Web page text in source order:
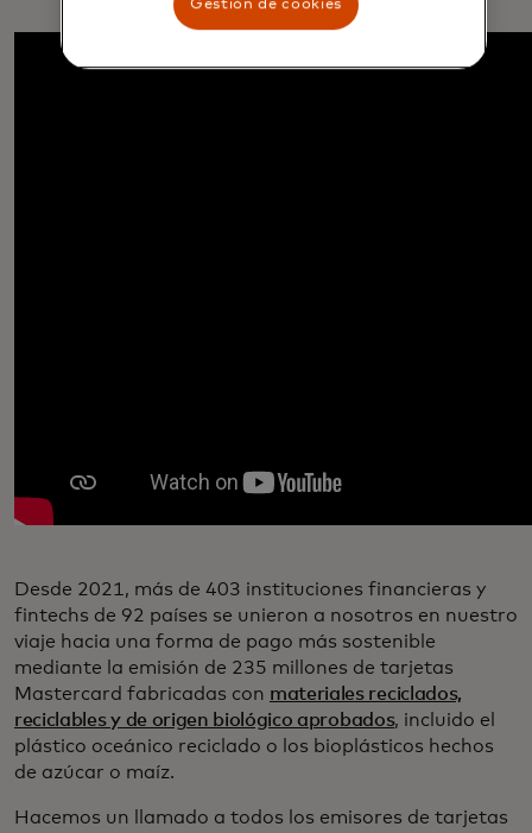
Desde 2021, más de 403 instituciones financieras y
fintechs de 92 países se unieron a nosotros en nuestro
viaje hacia una forma de pago más sostenible
mediante la emisión de 235 millones de tarjetas
Mastercard fabricadas con materiales reciclados,
reciclables y de origen biológico aprobados, incluido el
plástico oceánico reciclado o los bioplásticos hechos
de azúcar o maíz.
Hacemos un llamado a todos los emisores de tarjetas
Gestión de cookies